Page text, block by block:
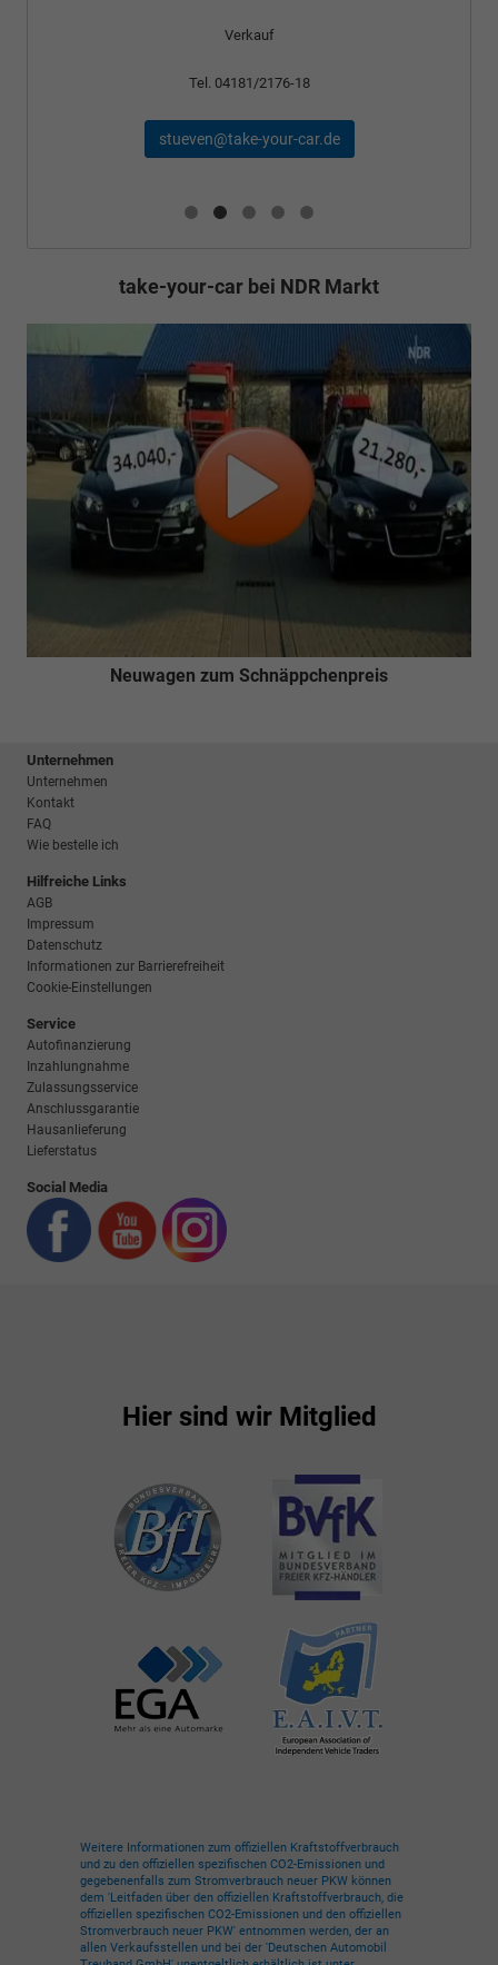
schael@take-your-car.de
take-your-car bei NDR Markt
Neuwagen zum Schnäppchenpreis
Unternehmen
Unternehmen
Kontakt
FAQ
Wie bestelle ich
Hilfreiche Links
AGB
Impressum
Datenschutz
Informationen zur Barrierefreiheit
Cookie-Einstellungen
Service
Autofinanzierung
Inzahlungnahme
Zulassungsservice
Anschlussgarantie
Hausanlieferung
Lieferstatus
Social Media
Hier sind wir Mitglied
Weitere Informationen zum offiziellen Kraftstoffverbrauch
und zu den offiziellen spezifischen CO2-Emissionen und
gegebenenfalls zum Stromverbrauch neuer PKW können
dem 'Leitfaden über den offiziellen Kraftstoffverbrauch, die
offiziellen spezifischen CO2-Emissionen und den offiziellen
Stromverbrauch neuer PKW' entnommen werden, der an
allen Verkaufsstellen und bei der 'Deutschen Automobil